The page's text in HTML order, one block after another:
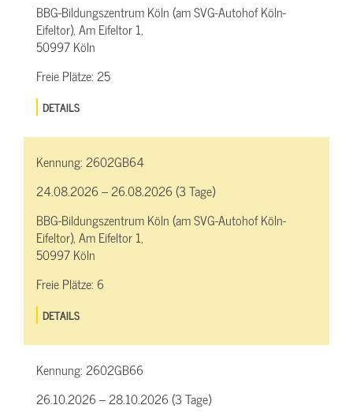
BBG-Bildungszentrum Köln (am SVG-Autohof Köln-
Eifeltor), Am Eifeltor 1,
50997 Köln
Freie Plätze:25
DETAILS
Kennung:2602GB64
24.08.2026 – 26.08.2026 (3 Tage)
BBG-Bildungszentrum Köln (am SVG-Autohof Köln-
Eifeltor), Am Eifeltor 1,
50997 Köln
Freie Plätze:6
DETAILS
Kennung:2602GB66
26.10.2026 – 28.10.2026 (3 Tage)